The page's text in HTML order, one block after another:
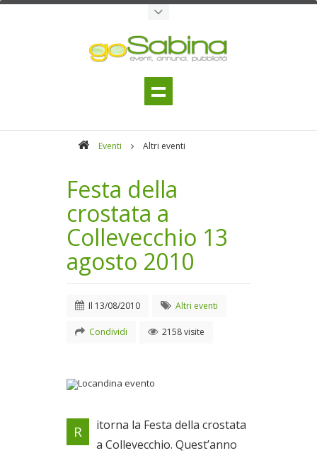
Eventi Altri eventi
Festa della
crostata a
Collevecchio 13
agosto 2010
Il 13/08/2010 Altri eventi
Condividi 2158 visite
Locandina evento
Il 13/08/2010
R
itorna la Festa della crostata
a Collevecchio. Quest’anno